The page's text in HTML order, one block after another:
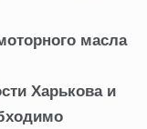
масла
Харькова и